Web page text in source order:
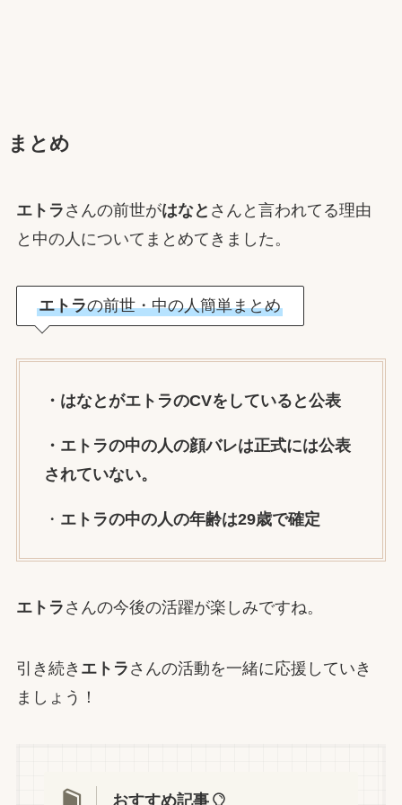
まとめ
エトラ さんの前世がはなと さんと言われてる理由
と中の人についてまとめてきました。
エトラの前世・中の人簡単まとめ
・ はなとがエトラのCVをしていると公表
・ エトラの中の人の顔バレは正式には公表
されていない。
・ エトラの中の人の年齢は29歳で確定
エトラ さんの今後の活躍が楽しみですね。
引き続き エトラ さんの活動を一緒に応援していき
ましょう！
おすすめ記事